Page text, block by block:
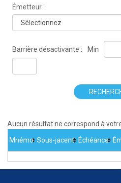
Émetteur :
Barrière désactivante : Min
Aucun résultat ne correspond à
Mnémo Sous-jacent Échéance